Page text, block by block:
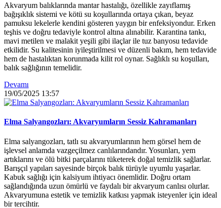
Akvaryum balıklarında mantar hastalığı, özellikle zayıflamış
bağışıklık sistemi ve kötü su koşullarında ortaya çıkan, beyaz
pamuksu lekelerle kendini gösteren yaygın bir enfeksiyondur. Erken
teşhis ve doğru tedaviyle kontrol altına alınabilir. Karantina tankı,
mavi metilen ve malakit yeşili gibi ilaçlar ile tuz banyosu tedavide
etkilidir. Su kalitesinin iyileştirilmesi ve düzenli bakım, hem tedavide
hem de hastalıktan korunmada kilit rol oynar. Sağlıklı su koşulları,
balık sağlığının temelidir.
Devamı
19/05/2025 13:57
Elma Salyangozları: Akvaryumların Sessiz Kahramanları
Elma salyangozları, tatlı su akvaryumlarının hem görsel hem de
işlevsel anlamda vazgeçilmez canlılarındandır. Yosunları, yem
artıklarını ve ölü bitki parçalarını tüketerek doğal temizlik sağlarlar.
Barışçıl yapıları sayesinde birçok balık türüyle uyumlu yaşarlar.
Kabuk sağlığı için kalsiyum ihtiyacı önemlidir. Doğru ortam
sağlandığında uzun ömürlü ve faydalı bir akvaryum canlısı olurlar.
Akvaryumuna estetik ve temizlik katkısı yapmak isteyenler için ideal
bir tercihtir.